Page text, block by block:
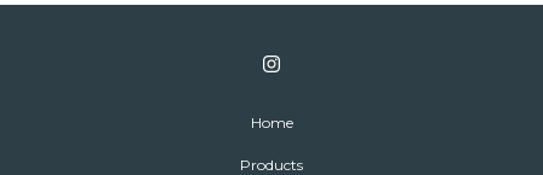
Home
Products